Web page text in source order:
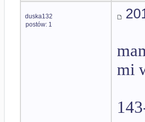
duska132
postów: 1
mi